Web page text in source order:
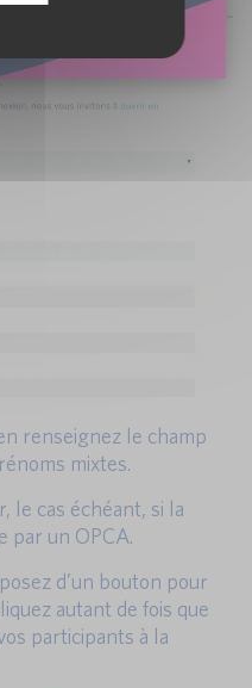
renseignez le champ
mixtes.
le cas échéant, si la
par un OPCA.
d’un bouton pour
autant de fois que
participants à la